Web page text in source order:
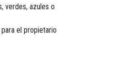
verdes, azules o
el propietario